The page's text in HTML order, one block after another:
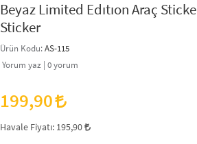
Beyaz Limited Edıtıon Araç
Sticker
Ürün Kodu:AS-115
Yorum yaz | 0yorum
199,90
Havale Fiyatı: 195,90